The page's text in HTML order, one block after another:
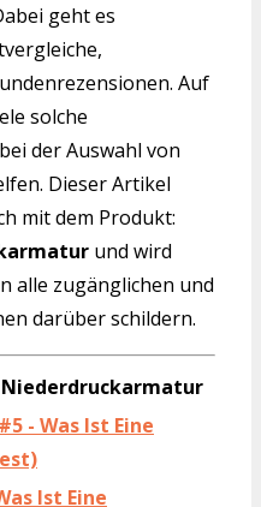
geht es
Auf
solche
der Auswahl von
Dieser Artikel
mit dem Produkt:
und wird
alle zugänglichen und
darüber schildern.
Niederdruckarmatur
- Was Ist Eine
Ist Eine